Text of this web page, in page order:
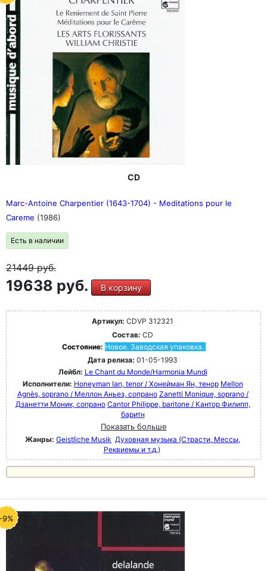
CD
Marc-Antoine Charpentier (1643-1704) - Meditations pour le
Careme (1986)
Есть в наличии
21449руб.
19638 руб. В корзину
Артикул: CDVP 312321
Состав: CD
Состояние: Новое. Заводская упаковка.
Дата релиза: 01-05-1993
Лейбл: Le Chant du Monde/Harmonia Mundi
Исполнители: Honeyman Ian, tenor / Хонейман Ян, тенор Mellon
Agnès, soprano / Меллон Аньез, сопрано Zanetti Monique, soprano /
Дзанетти Моник, сопрано Cantor Philippe, baritone / Кантор Филипп,
баритн
Показать больше
Жанры: Geistliche Musik Духовная музыка (Страсти, Мессы,
Реквиемы и т.д.)
9%